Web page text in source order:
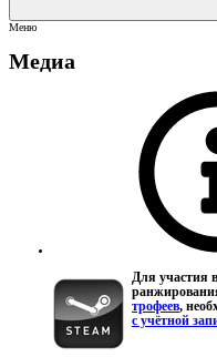
Меню
Медиа
Для участия
трофеев,
с учётной